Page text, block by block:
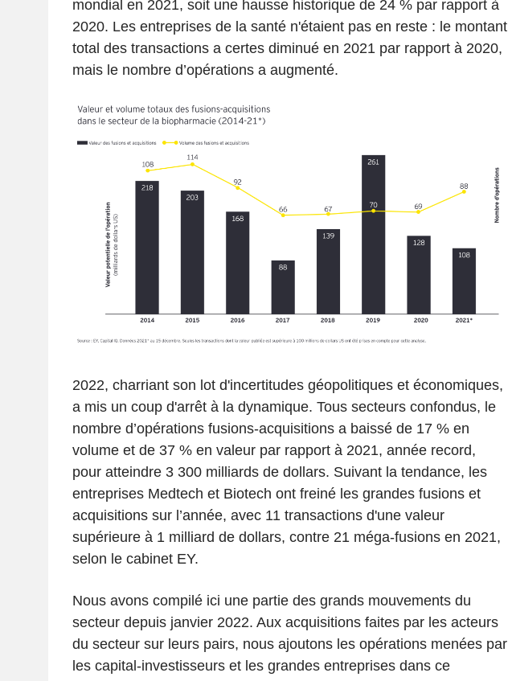
mondial en 2021, soit une hausse historique de 24 % par rapport à
2020. Les entreprises de la santé n'étaient pas en reste : le montant
total des transactions a certes diminué en 2021 par rapport à 2020,
mais le nombre d’opérations a augmenté.
2022, charriant son lot d'incertitudes géopolitiques et économiques,
a mis un coup d'arrêt à la dynamique. Tous secteurs confondus, le
nombre d’opérations fusions-acquisitions a baissé de 17 % en
volume et de 37 % en valeur par rapport à 2021, année record,
pour atteindre 3 300 milliards de dollars. Suivant la tendance, les
entreprises Medtech et Biotech ont freiné les grandes fusions et
acquisitions sur l’année, avec 11 transactions d'une valeur
supérieure à 1 milliard de dollars, contre 21 méga-fusions en 2021,
selon le cabinet EY.
Nous avons compilé ici une partie des grands mouvements du
secteur depuis janvier 2022. Aux acquisitions faites par les acteurs
du secteur sur leurs pairs, nous ajoutons les opérations menées par
les capital-investisseurs et les grandes entreprises dans ce